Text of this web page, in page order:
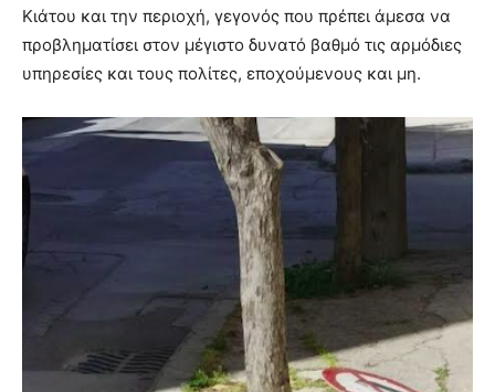
Κιάτου και την περιοχή, γεγονός που πρέπει άμεσα να
προβληματίσει στον μέγιστο δυνατό βαθμό τις αρμόδιες
υπηρεσίες και τους πολίτες, εποχούμενους και μη.